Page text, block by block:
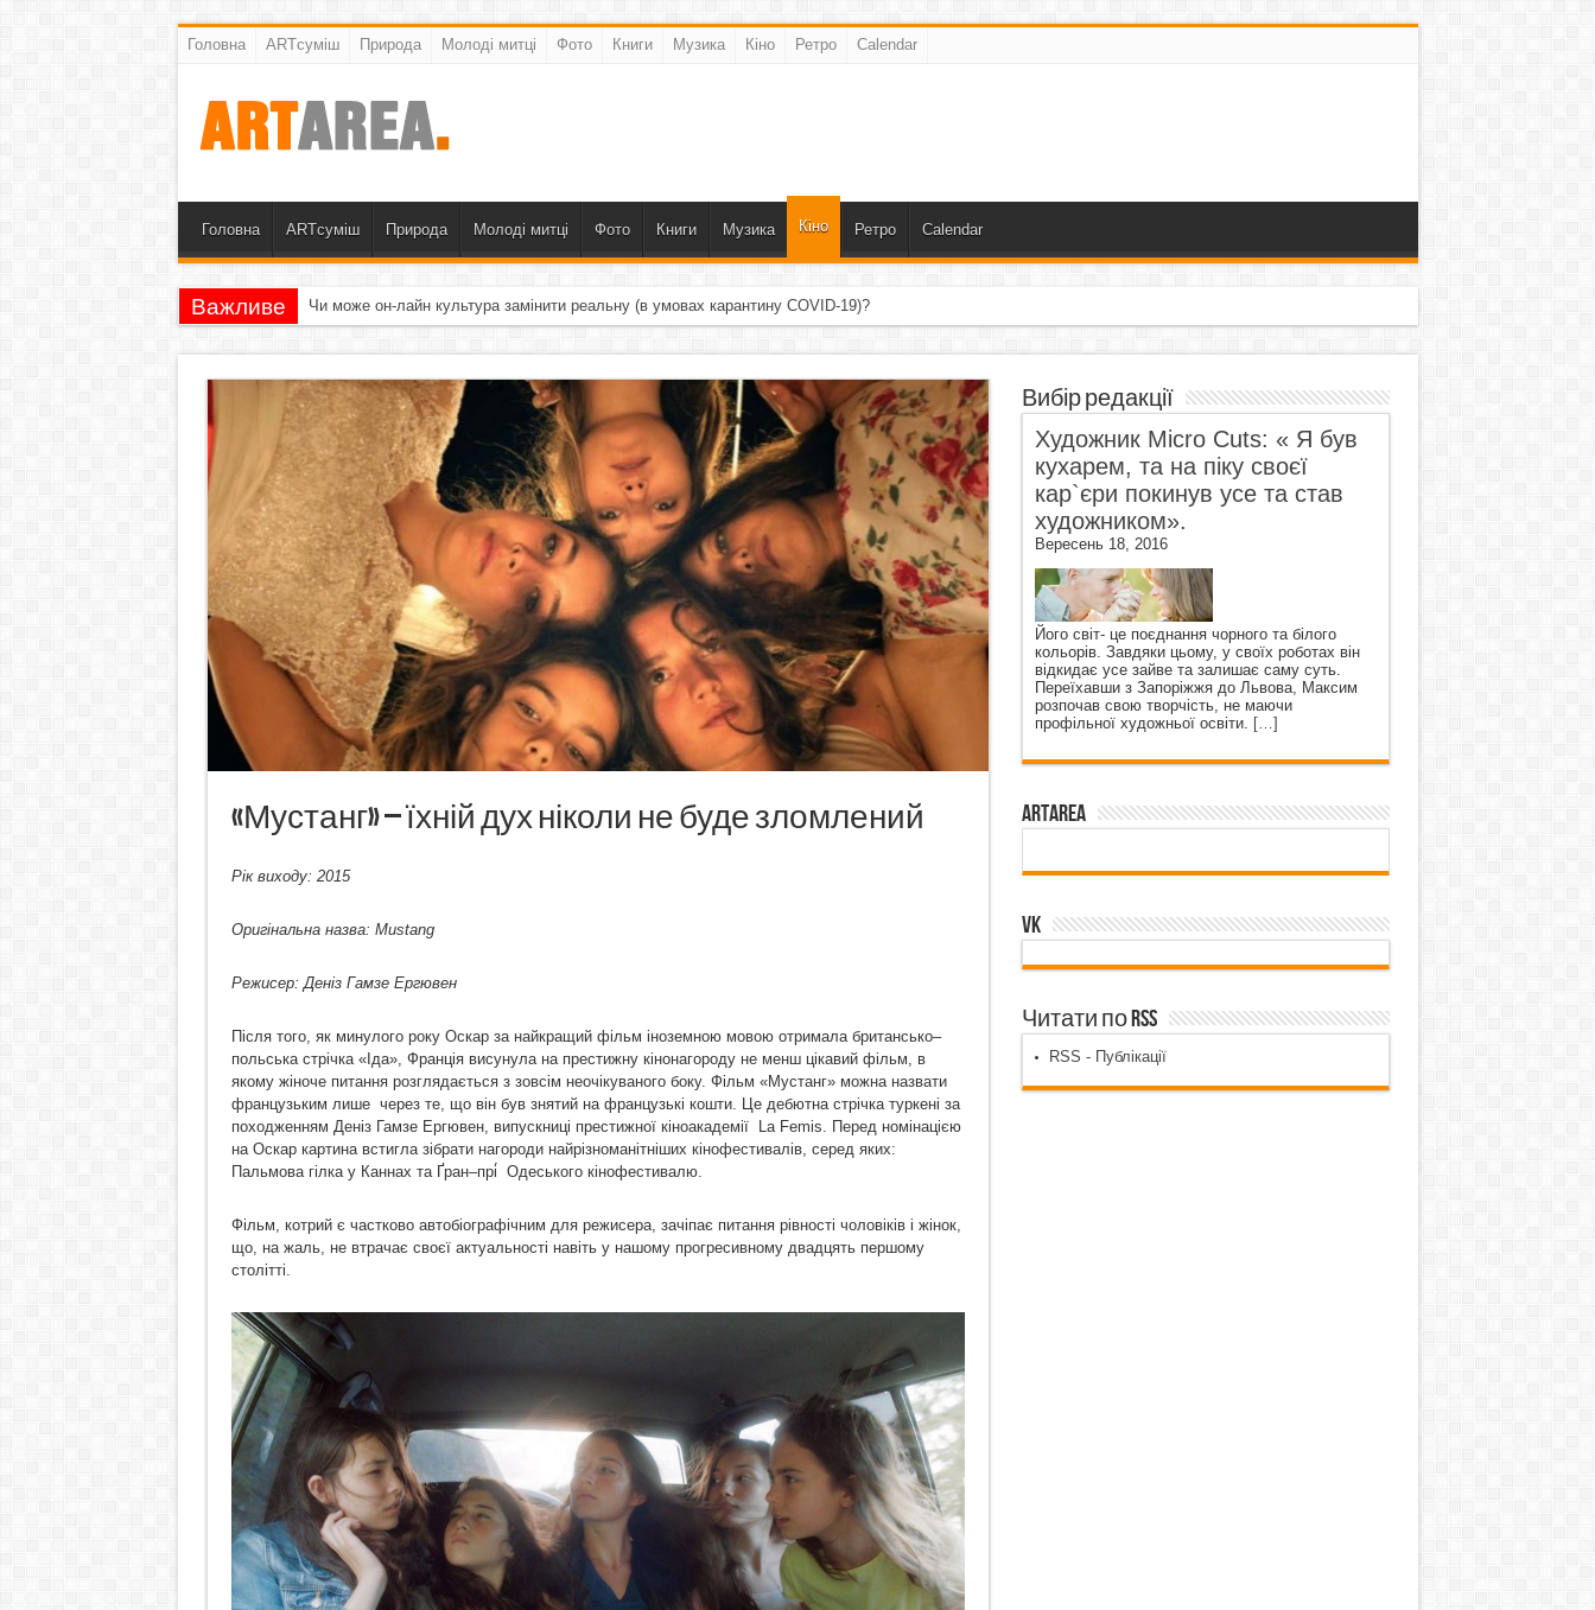
Головна ARTсуміш Природа Молоді митці Фото Книги Музика Кіно Ретро Calendar
Головна ARTсуміш Природа Молоді митці Фото Книги Музика Кіно Ретро Calendar
Важливе Чи може он-лайн культура замінити реальну (в умовах карантину COVID-19)?
«Мустанг» – їхній дух ніколи не буде зломлений
Рік виходу: 2015
Оригінальна назва: Mustang
Режисер: Деніз Гамзе Ергювен
Після того, як минулого року Оскар за найкращий фільм іноземною мовою отримала британсько‒
польська стрічка «Іда», Франція висунула на престижну кінонагороду не менш цікавий фільм, в
якому жіноче питання розглядається з зовсім неочікуваного боку. Фільм «Мустанг» можна назвати
французьким лише через те, що він був знятий на французькі кошти. Це дебютна стрічка туркені за
походженням Деніз Гамзе Ергювен, випускниці престижної кіноакадемії La Femis. Перед номінацією
на Оскар картина встигла зібрати нагороди найрізноманітніших кінофестивалів, серед яких:
Пальмова гілка у Каннах та Ґран‒прі́ Одеського кінофестивалю.
Фільм, котрий є частково автобіографічним для режисера, зачіпає питання рівності чоловіків і жінок,
що, на жаль, не втрачає своєї актуальності навіть у нашому прогресивному двадцять першому
столітті.
Вибір редакції
Художник Micro Cuts: « Я був
кухарем, та на піку своєї
кар`єри покинув усе та став
художником».
Вересень 18, 2016
Його світ- це поєднання чорного та білого
кольорів. Завдяки цьому, у своїх роботах він
відкидає усе зайве та залишає саму суть.
Переїхавши з Запоріжжя до Львова, Максим
розпочав свою творчість, не маючи
профільної художньої освіти. […]
ArtArea
VK
Читати по RSS
RSS - Публікації